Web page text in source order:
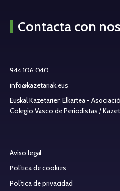
Contacta con
944 106 040
info@kazetariak.eus
Euskal Kazetarien Elkartea -
Colegio Vasco de Periodistas /
Aviso legal
Política de cookies
Política de privacidad